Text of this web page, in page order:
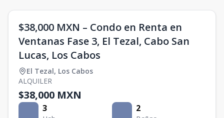
$38,000 MXN – Condo en Renta en
Ventanas Fase 3, El Tezal, Cabo San
Lucas, Los Cabos
El Tezal, Los Cabos
ALQUILER
$38,000 MXN
3 2